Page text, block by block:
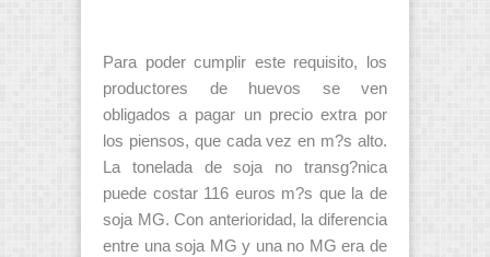
Para poder cumplir este requisito, los
productores de huevos se ven
obligados a pagar un precio extra por
los piensos, que cada vez en m?s alto.
La tonelada de soja no transg?nica
puede costar 116 euros m?s que la de
soja MG. Con anterioridad, la diferencia
entre una soja MG y una no MG era de